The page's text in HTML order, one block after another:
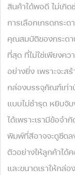
สินค้าได้พอดี ไม่เกิด
การเลือกเกรดกระ
คุณสมบัติของกระดา
ที่สุด ที่ไม่ใช่เพียงคว
อย่างยิ่ง เพราะจะส
กล่องบรรจุภัณฑ์เท่
แบบไม่ชำรุด หยิบจั
ได้เพราะเรามีข้อจ
พิมพ์ที่สีอาจจะดูซีด
ตัวอย่างให้ลูกค้าได้
และขนาดเราให้กล่